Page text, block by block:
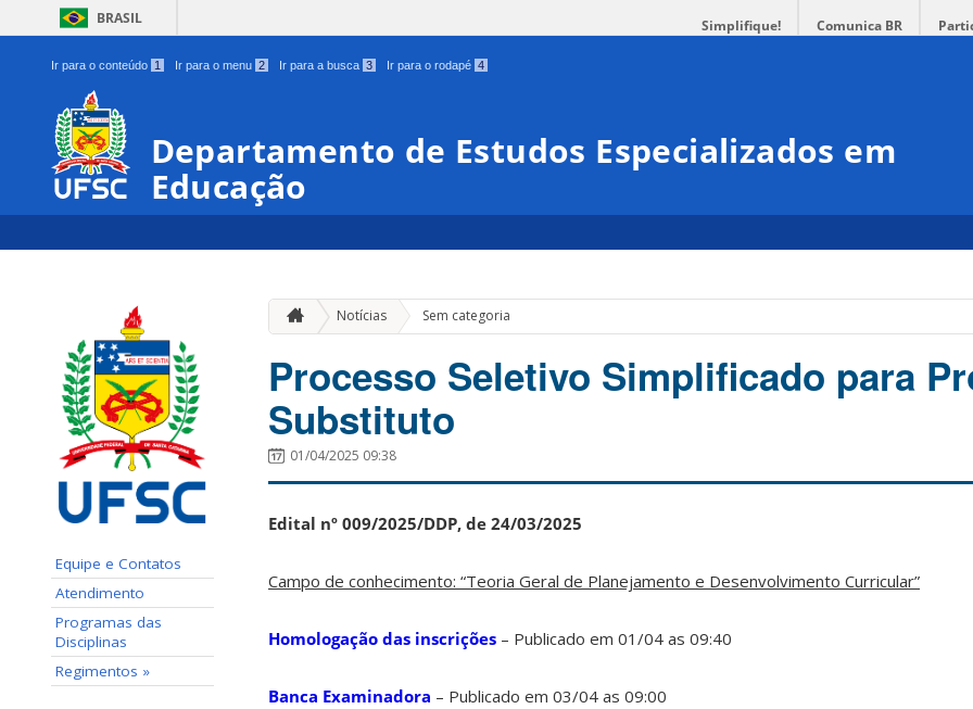
BRASIL Simplifique! Comunica BR
Ir para o conteúdo 1 Ir para o menu 2 Ir para a busca 3 Ir para o rodapé 4
Departamento de Estudos Especializados em
Educação
Equipe e Contatos
Atendimento
Programas das
Disciplinas
Regimentos »
Notícias Sem categoria
Processo Seletivo Simplificado para
Substituto
01/04/2025 09:38
Edital nº 009/2025/DDP, de 24/03/2025
Campo de conhecimento: “Teoria Geral de Planejamento e Desenvolvimento Curricular”
Homologação das inscrições – Publicado em 01/04 as 09:40
Banca Examinadora – Publicado em 03/04 as 09:00